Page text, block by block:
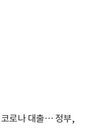
로나 대출… 정부,